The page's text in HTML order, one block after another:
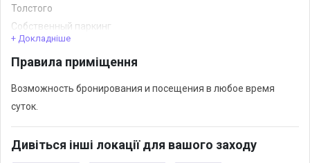
Толстого
Собственный паркинг
Уютный дворик
В ночное время - специализированная охрана
+ Докладніше
Правила приміщення
Возможность бронирования и посещения в любое время
суток.
Дивіться інші локації для вашого заходу